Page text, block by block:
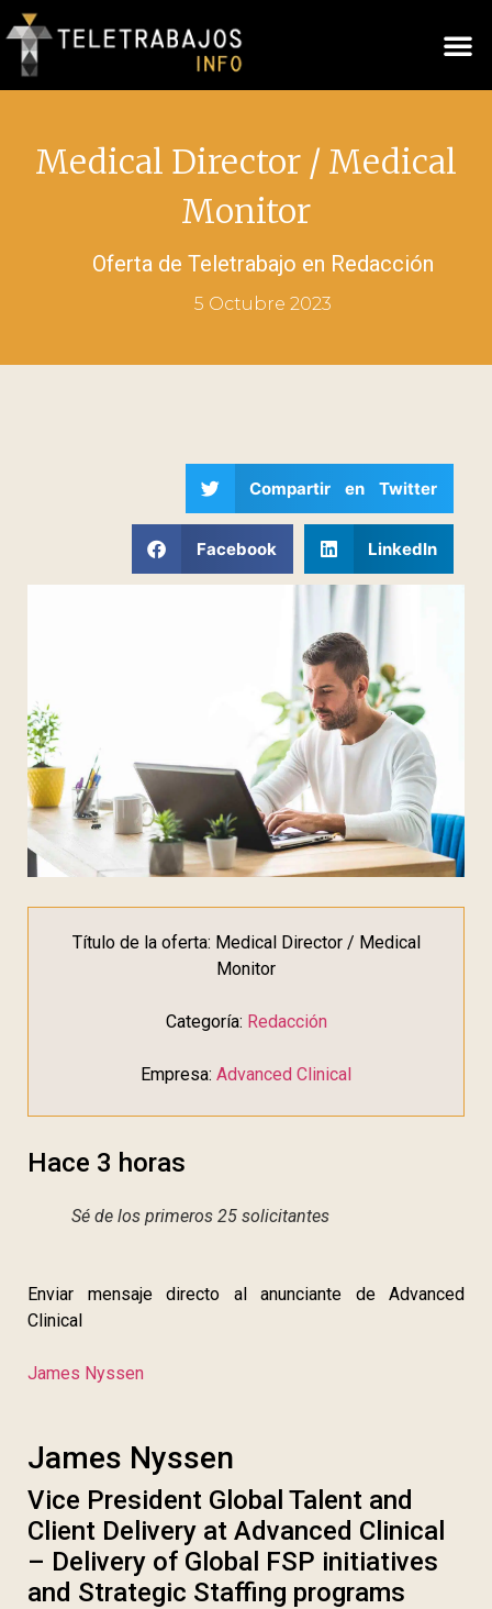
Medical Director / Medical
Monitor
Oferta de Teletrabajo en Redacción
5 Octubre 2023
Compartir en Twitter
Facebook LinkedIn
Título de la oferta: Medical Director / Medical
Monitor
Categoría: Redacción
Empresa: Advanced Clinical
Hace 3 horas
Sé de los primeros 25 solicitantes
Enviar mensaje directo al anunciante de Advanced
Clinical
James Nyssen
James Nyssen
Vice President Global Talent and
Client Delivery at Advanced Clinical
– Delivery of Global FSP initiatives
and Strategic Staffing programs